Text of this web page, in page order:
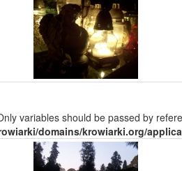
variables should be passed by
domains/krowiarki.org/